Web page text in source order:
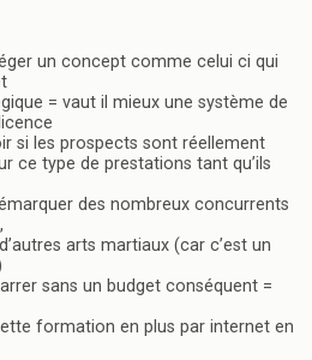
un concept comme celui ci qui
= vaut il mieux une système de
si les prospects sont réellement
ce type de prestations tant qu’ils
des nombreux concurrents
arts martiaux (car c’est un
sans un budget conséquent =
formation en plus par internet en